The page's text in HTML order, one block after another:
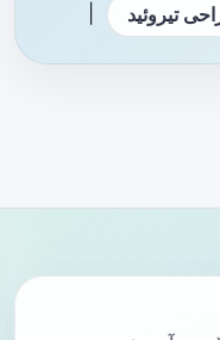
تیروئید